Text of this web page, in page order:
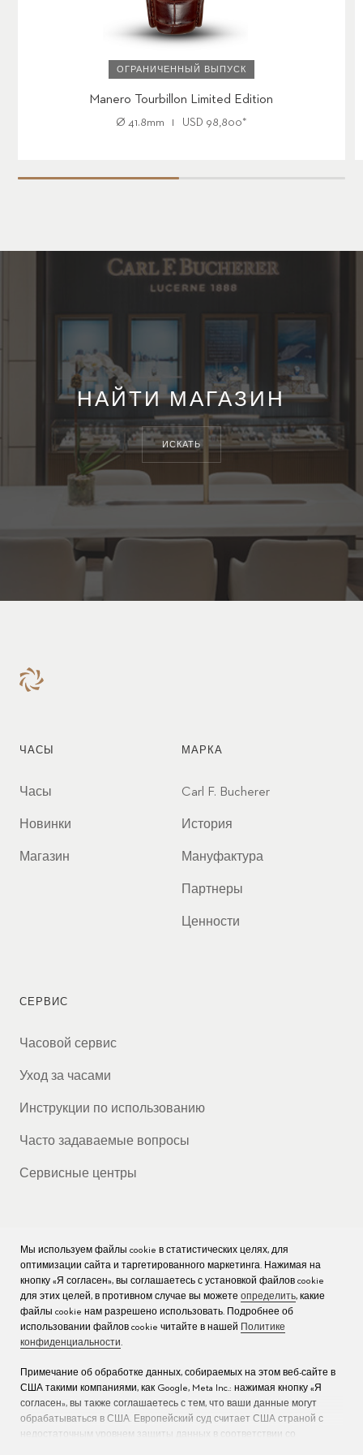
ОГРАНИЧЕННЫЙ ВЫПУСК
Manero Tourbillon Limited Edition
Ø 41.8mm USD 98,800*
НАЙТИ МАГАЗИН
ИСКАТЬ
ЧАСЫ
Часы
Новинки
Магазин
МАРКА
Carl F. Bucherer
История
Мануфактура
Партнеры
Ценности
СЕРВИС
Часовой сервис
Уход за часами
Инструкции по использованию
Часто задаваемые вопросы
Сервисные центры
КОМПАНИЯ
Вакансии
Пресс
Мы используем файлы cookie в статистических целях, для
оптимизации сайта и таргетированного маркетинга. Нажимая на
кнопку «Я согласен», вы соглашаетесь с установкой файлов cookie
для этих целей, в противном случае вы можете определить, какие
файлы cookie нам разрешено использовать. Подробнее об
использовании файлов cookie читайте в нашей
Политике
конфиденциальности.
Примечание об обработке данных, собираемых на этом веб-сайте в
США такими компаниями, как Google, Meta Inc.: нажимая кнопку «Я
согласен», вы также соглашаетесь с тем, что ваши данные могут
обрабатываться в США. Европейский суд считает США страной с
недостаточным уровнем защиты данных в соответствии со